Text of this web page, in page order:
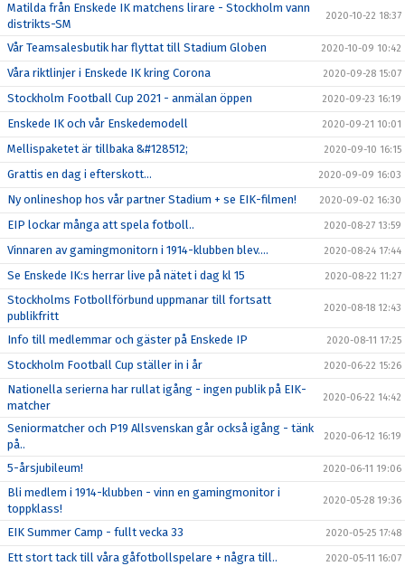
Matilda från Enskede IK matchens lirare - Stockholm vann
distrikts-SM
2020-10-22 18:37
Vår Teamsalesbutik har flyttat till Stadium Globen 2020-10-09 10:42
Våra riktlinjer i Enskede IK kring Corona 2020-09-28 15:07
Stockholm Football Cup 2021 - anmälan öppen 2020-09-23 16:19
Enskede IK och vår Enskedemodell 2020-09-21 10:01
Mellispaketet är tillbaka &#128512; 2020-09-10 16:15
Grattis en dag i efterskott... 2020-09-09 16:03
Ny onlineshop hos vår partner Stadium + se EIK-filmen! 2020-09-02 16:30
EIP lockar många att spela fotboll.. 2020-08-27 13:59
Vinnaren av gamingmonitorn i 1914-klubben blev.... 2020-08-24 17:44
Se Enskede IK:s herrar live på nätet i dag kl 15 2020-08-22 11:27
Stockholms Fotbollförbund uppmanar till fortsatt
publikfritt
2020-08-18 12:43
Info till medlemmar och gäster på Enskede IP 2020-08-11 17:25
Stockholm Football Cup ställer in i år 2020-06-22 15:26
Nationella serierna har rullat igång - ingen publik på EIK-
matcher
2020-06-22 14:42
Seniormatcher och P19 Allsvenskan går också igång - tänk
på..
2020-06-12 16:19
5-årsjubileum! 2020-06-11 19:06
Bli medlem i 1914-klubben - vinn en gamingmonitor i
toppklass!
2020-05-28 19:36
EIK Summer Camp - fullt vecka 33 2020-05-25 17:48
Ett stort tack till våra gåfotbollspelare + några till.. 2020-05-11 16:07